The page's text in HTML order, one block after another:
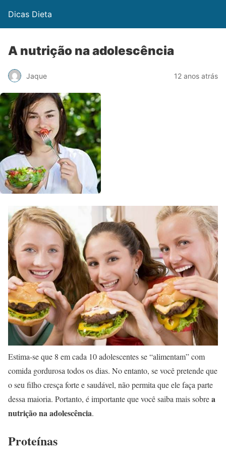
Dicas Dieta
A nutrição na adolescência
Jaque 12 anos atrás
Estima-se que 8 em cada 10 adolescentes se “alimentam” com
comida gordurosa todos os dias. No entanto, se você pretende que
o seu filho cresça forte e saudável, não permita que ele faça parte
dessa maioria. Portanto, é importante que você saiba mais sobrea
nutrição na adolescência.
Proteínas